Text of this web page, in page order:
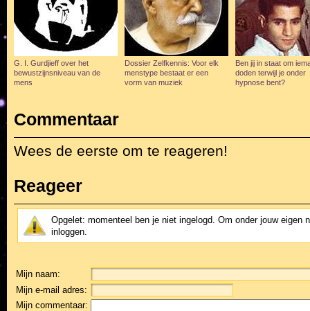
G. I. Gurdjieff over het
bewustzijnsniveau van de
mens
Dossier Zelfkennis: Voor elk
menstype bestaat er een
vorm van muziek
Ben jij in staat om
doden terwijl je onder
hypnose bent?
Commentaar
Wees de eerste om te reageren!
Reageer
Opgelet: momenteel ben je niet ingelogd. Om onder jouw eigen
inloggen.
Mijn naam:
Mijn e-mail adres:
Mijn commentaar: